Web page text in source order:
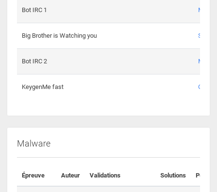
Bot IRC 1
Big Brother is Watching you
Bot IRC 2
KeygenMe fast Ge0
Malware
Épreuve Auteur Validations Solutions Points